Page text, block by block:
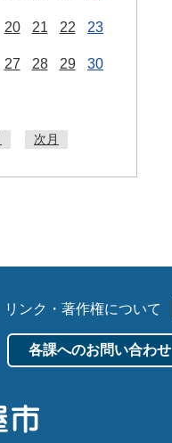
20 21 22 23
27 28 29 30
次月
リンク・著作権について
各課へのお問い合わせ